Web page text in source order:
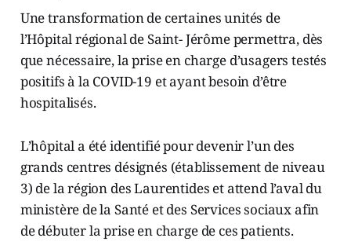
Une transformation de certaines unités de
l’Hôpital régional de Saint- Jérôme permettra, dès
que nécessaire, la prise en charge d’usagers testés
positifs à la COVID-19 et ayant besoin d’être
hospitalisés.
L’hôpital a été identifié pour devenir l’un des
grands centres désignés (établissement de niveau
3) de la région des Laurentides et attend l’aval du
ministère de la Santé et des Services sociaux afin
de débuter la prise en charge de ces patients.